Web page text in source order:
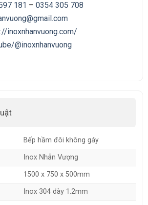
181 – 0354 305 708
inoxnhanvuong.com/
@inoxnhanvuong
Bếp hầm đôi không gáy
Inox Nhẫn Vượng
1500 x 750 x 500mm
Inox 304 dày 1.2mm